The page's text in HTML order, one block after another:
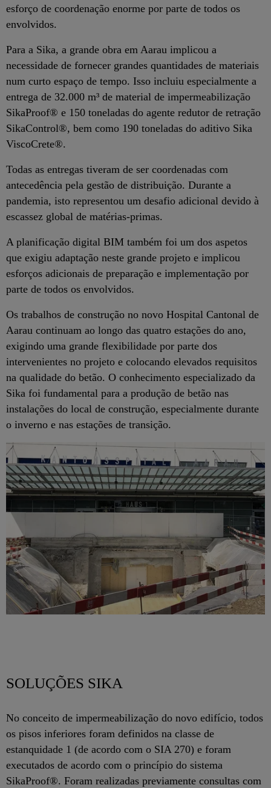
esforço de coordenação enorme por parte de todos os
envolvidos.
Para a Sika, a grande obra em Aarau implicou a
necessidade de fornecer grandes quantidades de materiais
num curto espaço de tempo. Isso incluiu especialmente a
entrega de 32.000 m³ de material de impermeabilização
SikaProof® e 150 toneladas do agente redutor de retração
SikaControl®, bem como 190 toneladas do aditivo Sika
ViscoCrete®.
Todas as entregas tiveram de ser coordenadas com
antecedência pela gestão de distribuição. Durante a
pandemia, isto representou um desafio adicional devido à
escassez global de matérias-primas.
A planificação digital BIM também foi um dos aspetos
que exigiu adaptação neste grande projeto e implicou
esforços adicionais de preparação e implementação por
parte de todos os envolvidos.
Os trabalhos de construção no novo Hospital Cantonal de
Aarau continuam ao longo das quatro estações do ano,
exigindo uma grande flexibilidade por parte dos
intervenientes no projeto e colocando elevados requisitos
na qualidade do betão. O conhecimento especializado da
Sika foi fundamental para a produção de betão nas
instalações do local de construção, especialmente durante
o inverno e nas estações de transição.
SOLUÇÕES SIKA
No conceito de impermeabilização do novo edifício, todos
os pisos inferiores foram definidos na classe de
estanquidade 1 (de acordo com o SIA 270) e foram
executados de acordo com o princípio do sistema
SikaProof®. Foram realizadas previamente consultas com